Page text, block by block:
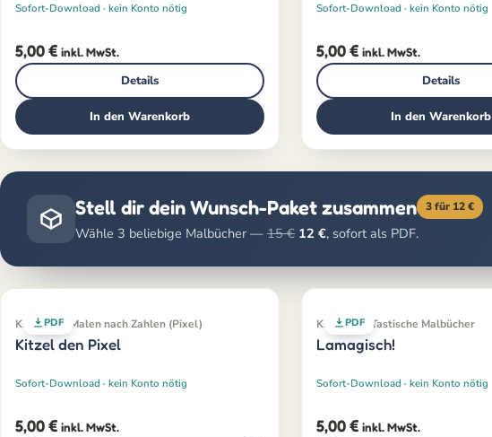
Sofort-Download · kein Konto nötig
5,00€ inkl. MwSt.
Details
In den Warenkorb
Sofort-Download · kein Konto nötig
5,00€ inkl. MwSt.
Details
In den Warenkorb
Stell dir dein Wunsch-Paket zusammen 3 für 12 €
Wähle 3 beliebige Malbücher — 15 € 12 €, sofort als PDF.
PDF
Klassiker · Malen nach Zahlen (Pixel)
Kitzel den Pixel
Sofort-Download · kein Konto nötig
5,00€ inkl. MwSt.
PDF
Klassiker · Tastische Malbücher
Lamagisch!
Sofort-Download · kein Konto nötig
5,00€ inkl. MwSt.